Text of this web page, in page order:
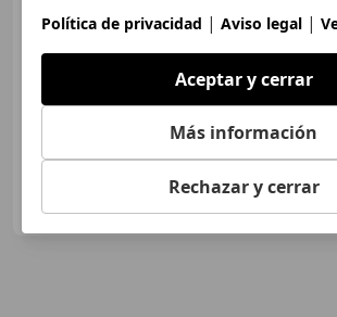
Súper oferta
03/2020 70.065 km Diésel
143
Garantia, Airbags laterales, ABS, Control de
JADISA,concesionario oficial Mercedes-Benz
ES-23009 JAEN
Política de privacidad | Aviso legal |
Aceptar y cerrar
Más información
Rechazar y cerrar